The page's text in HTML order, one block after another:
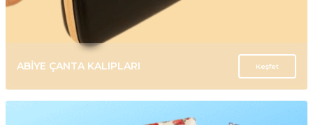
ABİYE ÇANTA KALIPLARI Keşfet